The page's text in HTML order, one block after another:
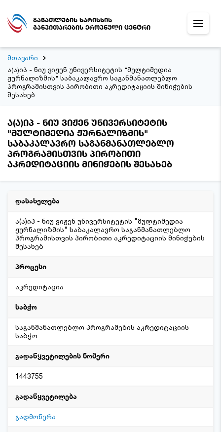
განათლების ხარისხის
განვითარების ეროვნული ცენტრი
მთავარი
ა(ა)იპ - ნიუ ვიჟენ უნივერსიტეტის "მულტიმედია
ჟურნალიზმის" საბაკალავრო საგანმანათლებლო
პროგრამისთვის პირობითი აკრედიტაციის მინიჭების
შესახებ
ა(ა)იპ - ნიუ ვიჟენ უნივერსიტეტის
"მულტიმედია ჟურნალიზმის"
საბაკალავრო საგანმანათლებლო
პროგრამისთვის პირობითი
აკრედიტაციის მინიჭების შესახებ
დასახელება
ა(ა)იპ - ნიუ ვიჟენ უნივერსიტეტის "მულტიმედია
ჟურნალიზმის" საბაკალავრო საგანმანათლებლო
პროგრამისთვის პირობითი აკრედიტაციის მინიჭების
შესახებ
პროცესი
აკრედიტაცია
საბჭო
საგანმანათლებლო პროგრამების აკრედიტაციის
საბჭო
გადაწყვეტილების ნომერი
1443755
გადაწყვეტილება
გადმოწერა